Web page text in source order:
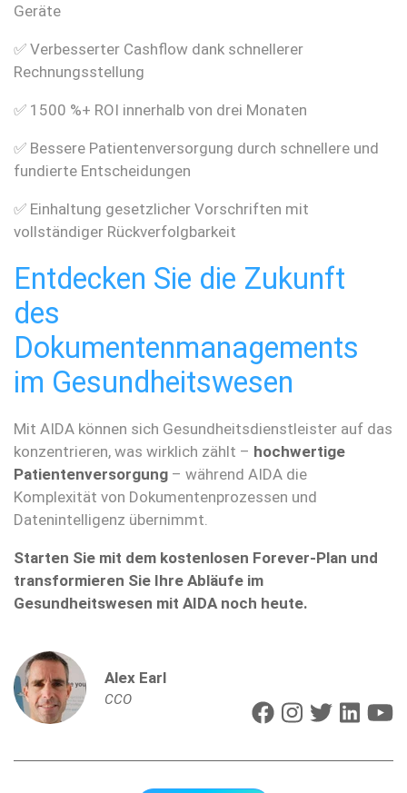
Geräte
✅ Verbesserter Cashflow dank schnellerer
Rechnungsstellung
✅ 1500 %+ ROI innerhalb von drei Monaten
✅ Bessere Patientenversorgung durch schnellere und
fundierte Entscheidungen
✅ Einhaltung gesetzlicher Vorschriften mit
vollständiger Rückverfolgbarkeit
Entdecken Sie die Zukunft
des
Dokumentenmanagements
im Gesundheitswesen
Mit AIDA können sich Gesundheitsdienstleister auf das
konzentrieren, was wirklich zählt – hochwertige
Patientenversorgung – während AIDA die
Komplexität von Dokumentenprozessen und
Datenintelligenz übernimmt.
Starten Sie mit dem kostenlosen Forever-Plan und
transformieren Sie Ihre Abläufe im
Gesundheitswesen mit AIDA noch heute.
Alex Earl
CCO